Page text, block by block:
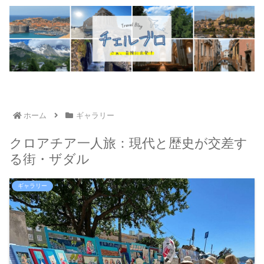
ホーム ギャラリー
クロアチア一人旅：現代と歴史が交差す
る街・ザダル
ギャラリー